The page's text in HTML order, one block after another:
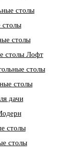
столы
столы
столы
столы Лофт
столы
столы
дачи
столы
столы